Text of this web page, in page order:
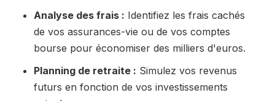
Analyse des frais : Identifiez les frais cachés
de vos assurances-vie ou de vos comptes
bourse pour économiser des milliers d'euros.
Planning de retraite : Simulez vos revenus
futurs en fonction de vos investissements